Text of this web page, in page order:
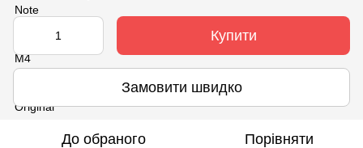
Купити
Замовити швидко
До обраного Порівняти